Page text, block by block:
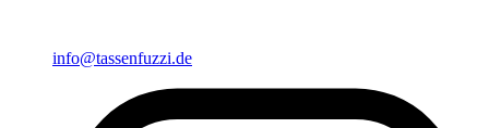
info@tassenfuzzi.de